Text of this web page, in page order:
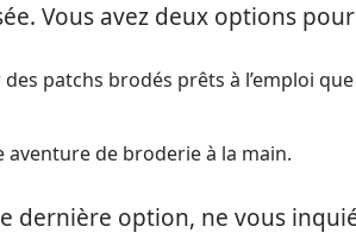
Vous avez deux options
patchs brodés prêts à l’emploi
aventure de broderie à la main.
dernière option, ne vous